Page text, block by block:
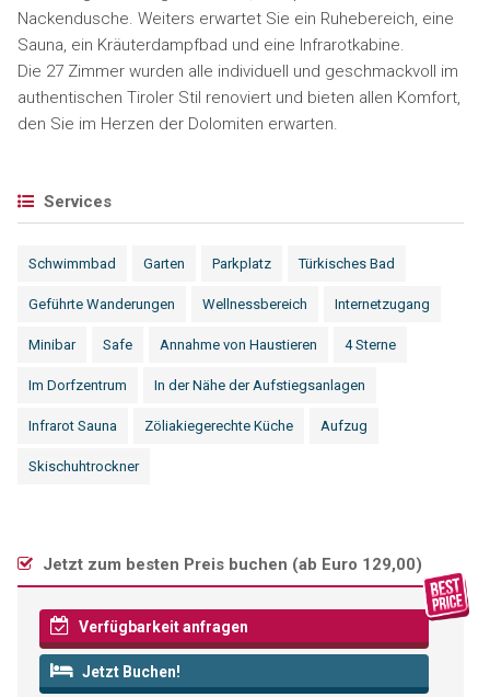
Nackendusche. Weiters erwartet Sie ein Ruhebereich, eine
Sauna, ein Kräuterdampfbad und eine Infrarotkabine.
Die 27 Zimmer wurden alle individuell und geschmackvoll im
authentischen Tiroler Stil renoviert und bieten allen Komfort,
den Sie im Herzen der Dolomiten erwarten.
Services
Schwimmbad Garten Parkplatz Türkisches Bad
Geführte Wanderungen Wellnessbereich Internetzugang
Minibar Safe Annahme von Haustieren 4 Sterne
Im Dorfzentrum In der Nähe der Aufstiegsanlagen
Infrarot Sauna Zöliakiegerechte Küche Aufzug
Skischuhtrockner
Jetzt zum besten Preis buchen (ab Euro 129,00)
Verfügbarkeit anfragen
Jetzt Buchen!